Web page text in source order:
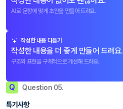
AI로 문항에 맞게 초안을 만들어 드려요.
작성한 내용 다듬기
작성한 내용을 더 좋게 만들어 드려요.
구조와 표현을 구체적으로 개선해 드려요.
Q Question 05.
특기사항